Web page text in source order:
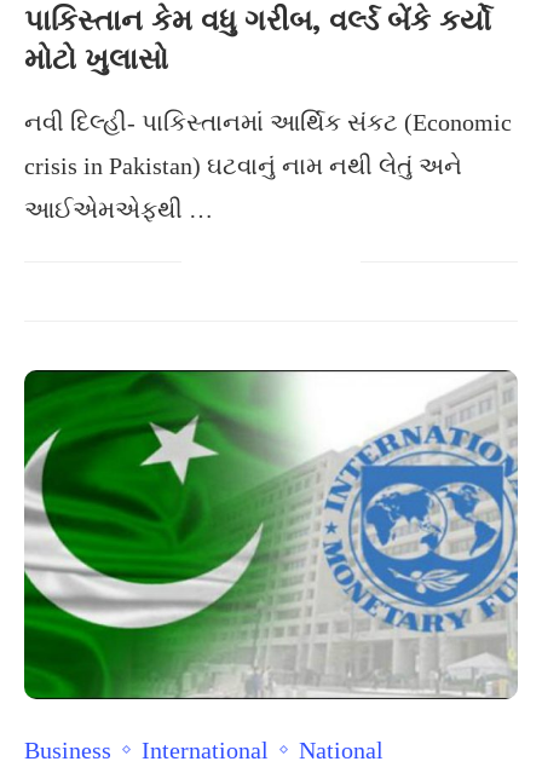
પાકિસ્તાન કેમ વધુ ગરીબ, વર્લ્ડ બેંકે કર્યો
મોટો ખુલાસો
નવી દિલ્હી- પાકિસ્તાનમાં આર્થિક સંકટ (Economic
crisis in Pakistan) ઘટવાનું નામ નથી લેતું અને
આઈએમએફથી …
Business International National